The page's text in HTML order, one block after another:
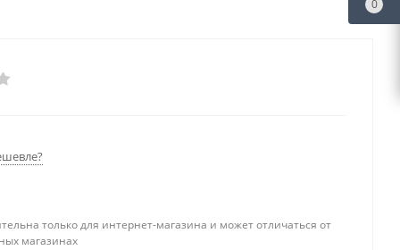
только для интернет-магазина и может отличаться от
магазинах
0